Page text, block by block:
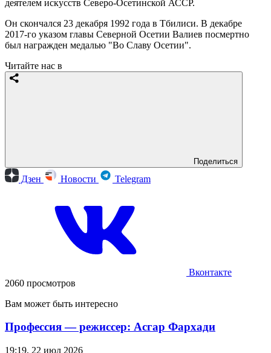
деятелем искусств Северо-Осетинской АССР.
Он скончался 23 декабря 1992 года в Тбилиси. В декабре
2017-го указом главы Северной Осетии Валиев посмертно
был награжден медалью "Во Славу Осетии".
Читайте нас в
Поделиться
Дзен Новости Telegram
Вконтакте
2060 просмотров
Вам может быть интересно
Профессия — режиссер: Асгар Фархади
19:19, 22 июл 2026